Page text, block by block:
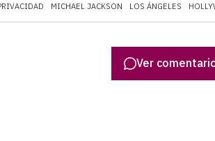
MICHAEL JACKSON LOS ÁNGELES
Ver